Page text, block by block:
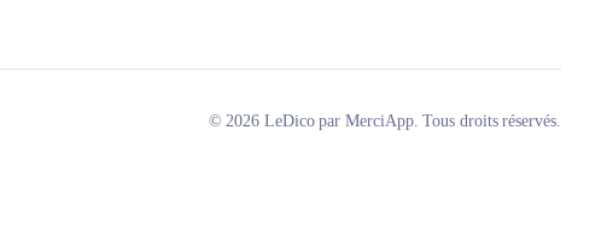
© 2026 LeDico par MerciApp. Tous droits réservés.